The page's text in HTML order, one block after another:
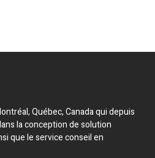
Québec, Canada qui depuis
la conception de solution
que le service conseil en